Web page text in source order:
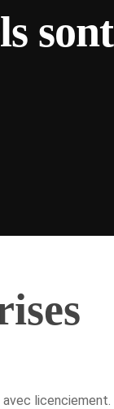
sont
licenciement.